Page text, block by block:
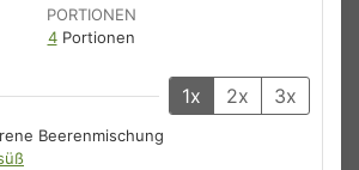
PORTIONEN
4 Portionen
1x 2x 3x
Beerenmischung